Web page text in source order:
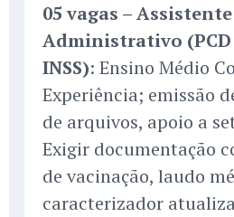
05 vagas – Assistente
Administrativo
INSS): Ensino Médio
Experiência; emissão
de arquivos, apoio a
Exigir documentação
de vacinação, laudo
caracterizador